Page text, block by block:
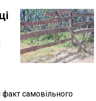
факт самовільного